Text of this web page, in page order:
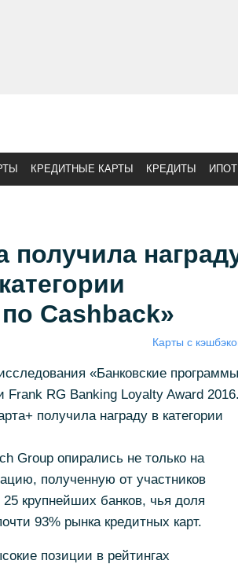
КРЕДИТНЫЕ КАРТЫ КРЕДИТЫ
получила
Cashback»
Карты с
«Банковские программы
RG Banking Loyalty Award 2016.
получила награду в категории
Group опирались не только на
полученную от участников
крупнейших банков, чья доля
93% рынка кредитных карт.
позиции в рейтингах